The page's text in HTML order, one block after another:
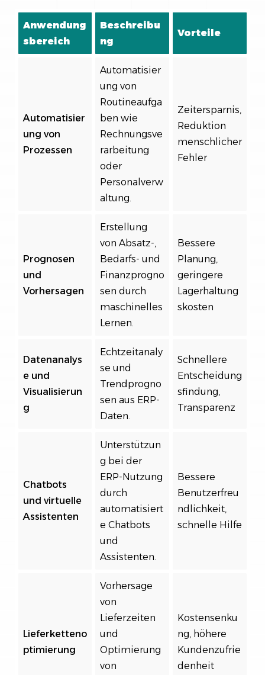
Anwendung
sbereich
Beschreibu
ng
Vorteile
Automatisier
ung von
Prozessen
Automatisier
ung von
Routineaufga
ben wie
Rechnungsve
rarbeitung
oder
Personalverw
altung.
Zeitersparnis,
Reduktion
menschlicher
Fehler
Prognosen
und
Vorhersagen
Erstellung
von Absatz-,
Bedarfs- und
Finanzprogno
sen durch
maschinelles
Lernen.
Bessere
Planung,
geringere
Lagerhaltung
skosten
Datenanalys
e und
Visualisierun
g
Echtzeitanaly
se und
Trendprogno
sen aus ERP-
Daten.
Schnellere
Entscheidung
sfindung,
Transparenz
Chatbots
und virtuelle
Assistenten
Unterstützun
g bei der
ERP-Nutzung
durch
automatisiert
e Chatbots
und
Assistenten.
Bessere
Benutzerfreu
ndlichkeit,
schnelle Hilfe
Lieferketteno
ptimierung
Vorhersage
von
Lieferzeiten
und
Optimierung
von
Kostensenku
ng, höhere
Kundenzufrie
denheit